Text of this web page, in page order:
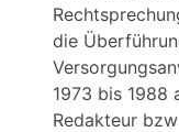
die
1973 bis 1988
Redakteur